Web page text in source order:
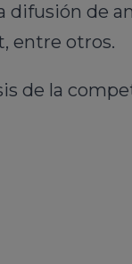
difusión de
entre otros.
de la